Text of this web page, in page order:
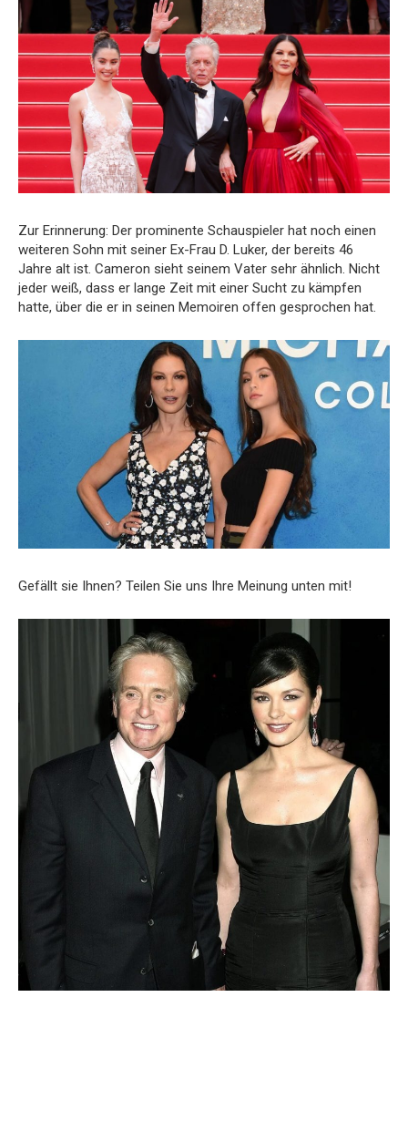
Zur Erinnerung: Der prominente Schauspieler hat noch einen
weiteren Sohn mit seiner Ex-Frau D. Luker, der bereits 46
Jahre alt ist. Cameron sieht seinem Vater sehr ähnlich. Nicht
jeder weiß, dass er lange Zeit mit einer Sucht zu kämpfen
hatte, über die er in seinen Memoiren offen gesprochen hat.
Gefällt sie Ihnen? Teilen Sie uns Ihre Meinung unten mit!